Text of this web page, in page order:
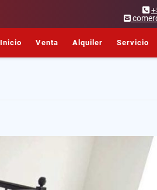
Inicio Venta Alquiler Servicio